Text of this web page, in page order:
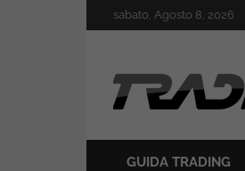
to
sabato, Agosto 8, 2026
GUIDA TRADING